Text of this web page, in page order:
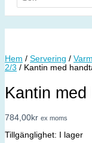
Hem / Servering /
2/3 / Kantin med
Kantin
784,00kr ex moms
Tillgänglighet: I lager